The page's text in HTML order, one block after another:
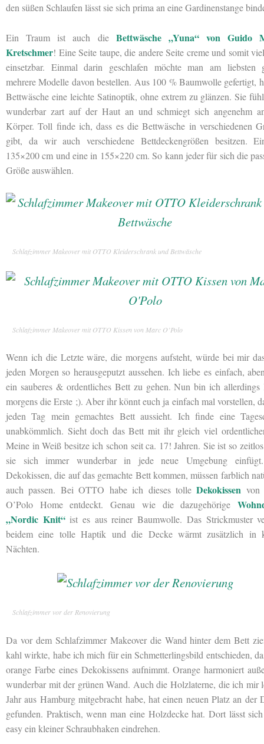
den süßen Schlaufen lässt sie sich prima an eine Gardinenstange
Ein Traum ist auch die Bettwäsche „Yuna“ von Guido
Kretschmer! Eine Seite taupe, die andere Seite creme und somit
einsetzbar. Einmal darin geschlafen möchte man am liebsten
mehrere Modelle davon bestellen. Aus 100 % Baumwolle gefertigt,
Bettwäsche eine leichte Satinoptik, ohne extrem zu glänzen. Sie
wunderbar zart auf der Haut an und schmiegt sich angenehm
Körper. Toll finde ich, dass es die Bettwäsche in verschiedenen
gibt, da wir auch verschiedene Bettdeckengrößen besitzen.
135×200 cm und eine in 155×220 cm. So kann jeder für sich die
Größe auswählen.
Schlafzimmer Makeover mit OTTO Kleiderschrank und Bettwäsche
Schlafzimmer Makeover mit OTTO Kissen von Marc O’Polo
Wenn ich die Letzte wäre, die morgens aufsteht, würde bei mir
jeden Morgen so herausgeputzt aussehen. Ich liebe es einfach,
ein sauberes & ordentliches Bett zu gehen. Nun bin ich allerdings
morgens die Erste ;). Aber ihr könnt euch ja einfach mal vorstellen,
jeden Tag mein gemachtes Bett aussieht. Ich finde eine
unabkömmlich. Sieht doch das Bett mit ihr gleich viel
Meine in Weiß besitze ich schon seit ca. 17! Jahren. Sie ist so
sie sich immer wunderbar in jede neue Umgebung
Dekokissen, die auf das gemachte Bett kommen, müssen farblich
auch passen. Bei OTTO habe ich dieses tolleDekokissen von
O’Polo Home entdeckt. Genau wie die dazugehörige
„Nordic Knit“ist es aus reiner Baumwolle. Das Strickmuster
beidem eine tolle Haptik und die Decke wärmt zusätzlich in
Nächten.
Schlafzimmer vor der Renovierung
Da vor dem Schlafzimmer Makeover die Wand hinter dem Bett
kahl wirkte, habe ich mich für ein Schmetterlingsbild entschieden,
orange Farbe eines Dekokissens aufnimmt. Orange harmoniert
wunderbar mit der grünen Wand. Auch die Holzlaterne, die ich mir
Jahr aus Hamburg mitgebracht habe, hat einen neuen Platz an der
gefunden. Praktisch, wenn man eine Holzdecke hat. Dort lässt
easy ein kleiner Schraubhaken eindrehen.